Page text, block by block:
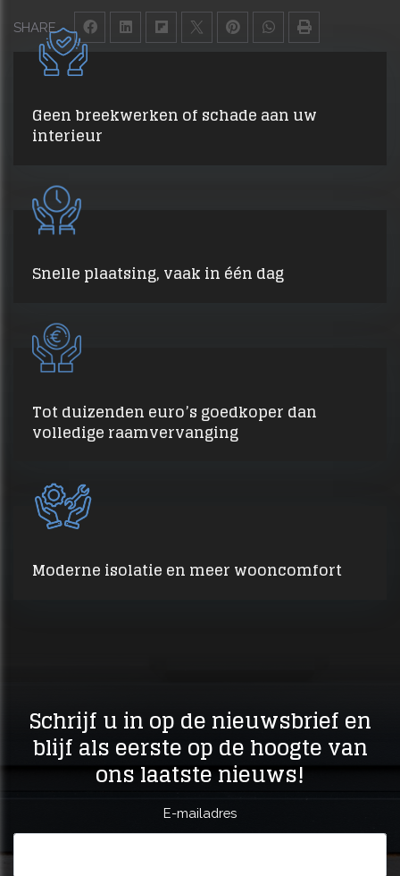
SHARE
Geen breekwerken of schade aan uw
interieur
Snelle plaatsing, vaak in één dag
Tot duizenden euro’s goedkoper dan
volledige raamvervanging
Moderne isolatie en meer wooncomfort
Schrijf u in op de nieuwsbrief en
blijf als eerste op de hoogte van
ons laatste nieuws!
E-mailadres